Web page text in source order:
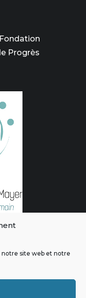
notre site web et notre
Progrès
publiés sous licence
confidentialité